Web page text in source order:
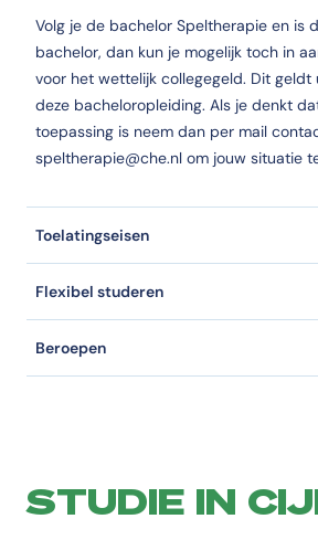
Volg je de bachelor Speltherapie en is
bachelor, dan kun je mogelijk toch in
voor het wettelijk collegegeld. Dit geldt
deze bacheloropleiding. Als je denkt
toepassing is neem dan per mail
speltherapie@che.nl om jouw situatie
Toelatingseisen
Flexibel studeren
Beroepen
STUDIE IN